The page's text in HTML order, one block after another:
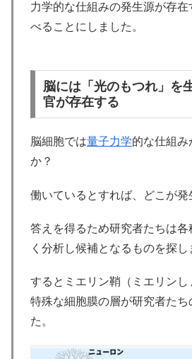
力学的な仕組みの発生源が存在
べることにしました。
脳には「光のもつれ」を
官が存在する
脳細胞では量子力学的な仕組み
か？
働いているとすれば、どこが発
答えを得るため研究者たちは
く分析し候補となるものを探し
するとミエリン鞘（ミエリンし
特殊な細胞膜の層が研究者たち
た。